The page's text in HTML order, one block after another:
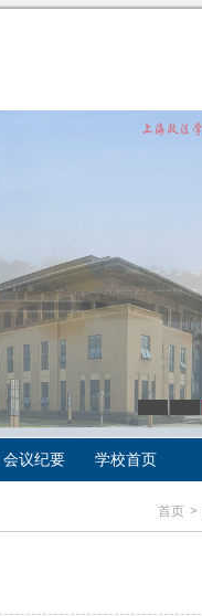
会议纪要 学校首页
首页 >